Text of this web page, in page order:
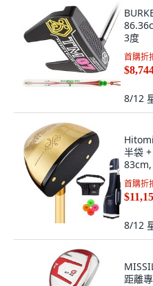
3度
首購折
8/12
半袋
83cm,
首購折
8/12
距離